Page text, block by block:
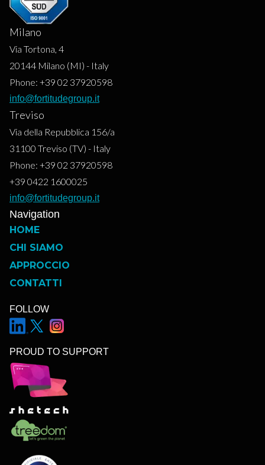
Milano
Via Tortona, 4
20144 Milano (MI) - Italy
Phone: +39 02 37920598
info@fortitudegroup.it
Treviso
Via della Repubblica 156/a
31100 Treviso (TV) - Italy
Phone: +39 02 37920598
+39 0422 1600025
info@fortitudegroup.it
Navigation
HOME
CHI SIAMO
APPROCCIO
CONTATTI
FOLLOW
PROUD TO SUPPORT